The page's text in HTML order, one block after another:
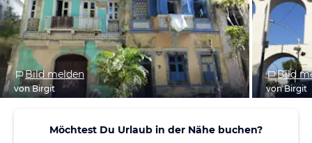
Bild melden
von Birgit
Bild
von Birgit
Möchtest Du Urlaub in der Nähe buchen?